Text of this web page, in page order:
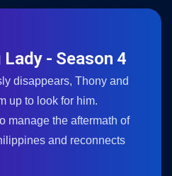
- Season 4
disappears, Thony and
up to look for him.
manage the aftermath of
and reconnects